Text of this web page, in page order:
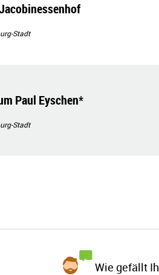
Stadt
Paul Eyschen*
Stadt
Wie gefällt